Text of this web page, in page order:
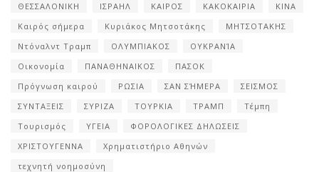
ΘΕΣΣΑΛΟΝΙΚΗ
ΙΣΡΑΗΛ ΚΑΙΡΟΣ ΚΑΚΟΚΑΙΡΙΑ
ΚΙΝΑ
Καιρός σήμερα
Κυριάκος Μητσοτάκης
ΜΗΤΣΟΤΑΚΗΣ
Ντόναλντ Τραμπ
ΟΛΥΜΠΙΑΚΟΣ
ΟΥΚΡΑΝΊΑ
Οικονομία
ΠΑΝΑΘΗΝΑΙΚΟΣ
ΠΑΣΟΚ
Πρόγνωση καιρού
ΡΩΣΙΑ ΣΑΝ ΣΉΜΕΡΑ
ΣΕΙΣΜΟΣ
ΣΥΝΤΑΞΕΙΣ
ΣΥΡΙΖΑ ΤΟΥΡΚΙΑ ΤΡΑΜΠ
Τέμπη
Τουρισμός
ΥΓΕΙΑ
ΦΟΡΟΛΟΓΙΚΕΣ ΔΗΛΩΣΕΙΣ
ΧΡΙΣΤΟΥΓΕΝΝΑ
Χρηματιστήριο Αθηνών
τεχνητή νοημοσύνη